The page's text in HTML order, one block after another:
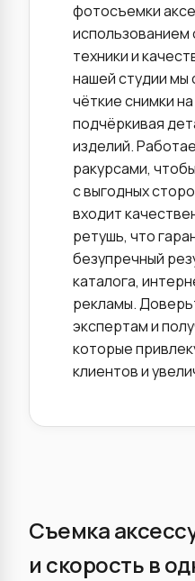
фотосъемки
техники и
нашей студии мы
чёткие снимки
подчёркивая
изделий.
ракурсами,
с выгодных
входит
ретушь, что
безупречный
каталога,
рекламы.
экспертам и
которые
клиентов и
Съемка
и скорость в